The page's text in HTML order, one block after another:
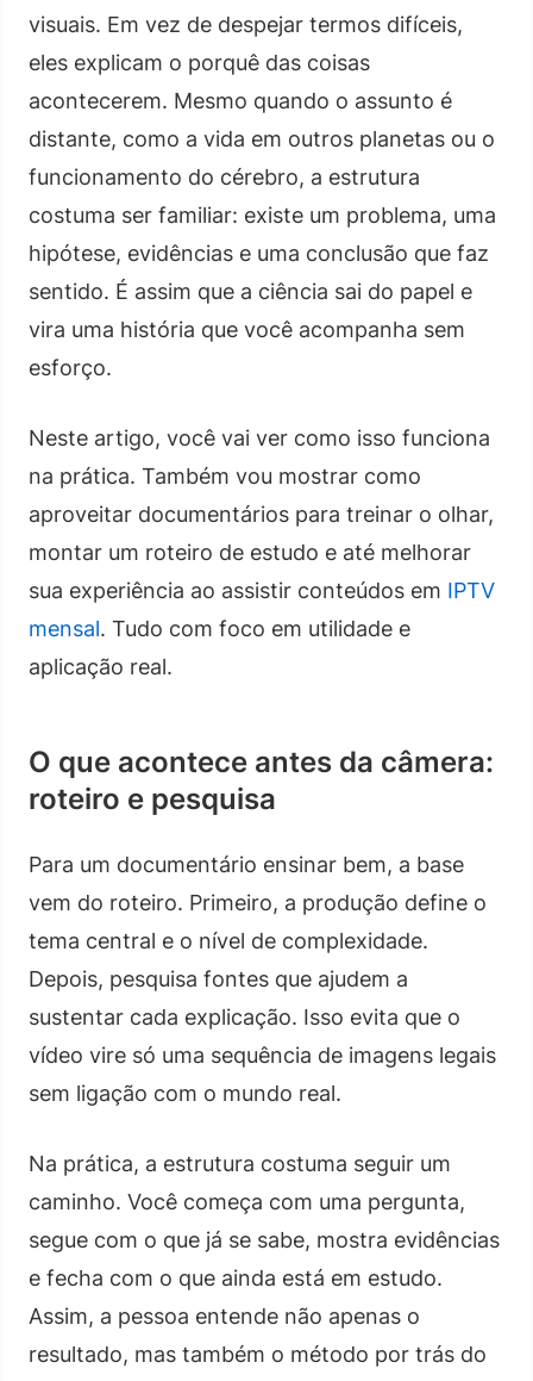
visuais. Em vez de despejar termos difíceis,
eles explicam o porquê das coisas
acontecerem. Mesmo quando o assunto é
distante, como a vida em outros planetas ou o
funcionamento do cérebro, a estrutura
costuma ser familiar: existe um problema, uma
hipótese, evidências e uma conclusão que faz
sentido. É assim que a ciência sai do papel e
vira uma história que você acompanha sem
esforço.
Neste artigo, você vai ver como isso funciona
na prática. Também vou mostrar como
aproveitar documentários para treinar o olhar,
montar um roteiro de estudo e até melhorar
sua experiência ao assistir conteúdos em IPTV
mensal. Tudo com foco em utilidade e
aplicação real.
O que acontece antes da câmera:
roteiro e pesquisa
Para um documentário ensinar bem, a base
vem do roteiro. Primeiro, a produção define o
tema central e o nível de complexidade.
Depois, pesquisa fontes que ajudem a
sustentar cada explicação. Isso evita que o
vídeo vire só uma sequência de imagens legais
sem ligação com o mundo real.
Na prática, a estrutura costuma seguir um
caminho. Você começa com uma pergunta,
segue com o que já se sabe, mostra evidências
e fecha com o que ainda está em estudo.
Assim, a pessoa entende não apenas o
resultado, mas também o método por trás do